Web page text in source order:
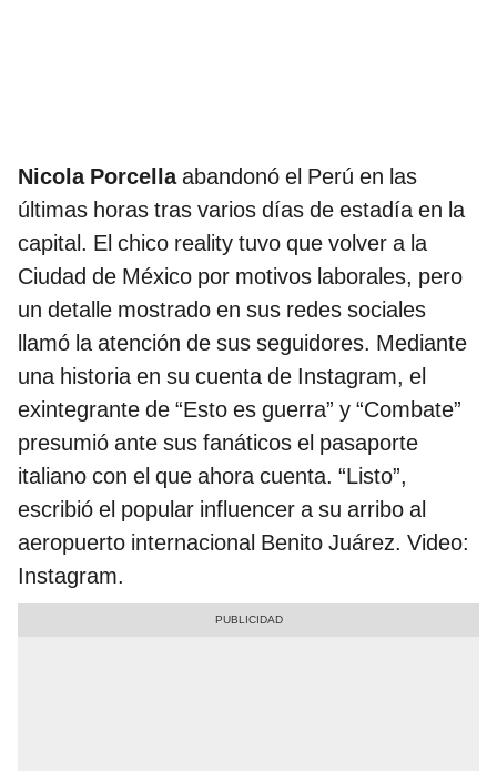
Nicola Porcellaabandonó el Perú en las
últimas horas tras varios días de estadía en la
capital. El chico reality tuvo que volver a la
Ciudad de México por motivos laborales, pero
un detalle mostrado en sus redes sociales
llamó la atención de sus seguidores. Mediante
una historia en su cuenta de Instagram, el
exintegrante de “Esto es guerra” y “Combate”
presumió ante sus fanáticos el pasaporte
italiano con el que ahora cuenta. “Listo”,
escribió el popular influencer a su arribo al
aeropuerto internacional Benito Juárez. Video:
Instagram.